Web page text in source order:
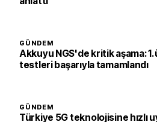
GÜNDEM
Akkuyu NGS'de kritik aşama:
testleri başarıyla tamamlandı
GÜNDEM
Türkiye 5G teknolojisine hızlı